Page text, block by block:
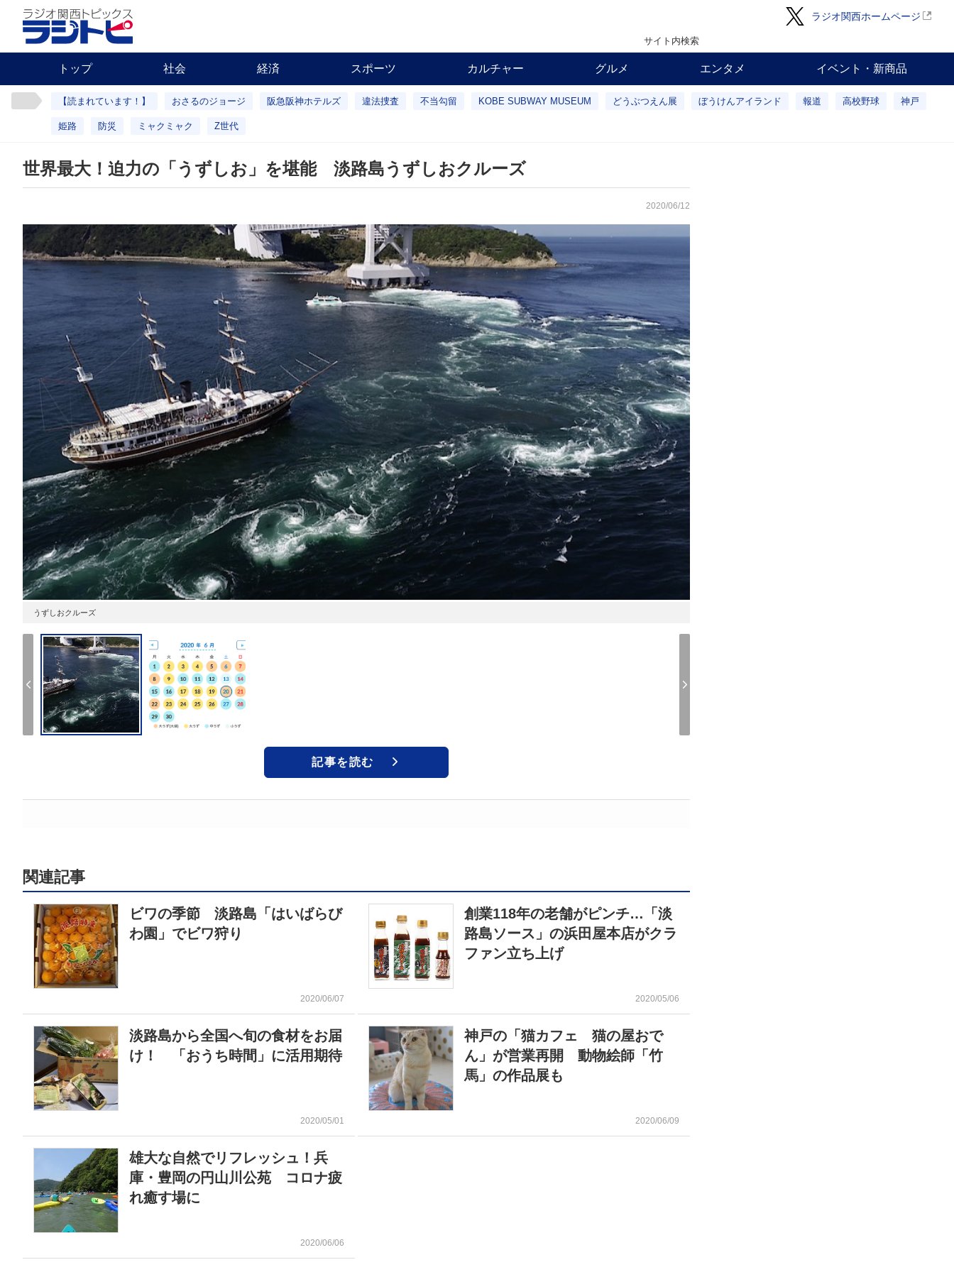
ラジオ関西ホームページ
サイト内検索
トップ 社会 経済 スポーツ カルチャー グルメ エンタメ イベント・新商品
【読まれています！】 おさるのジョージ 阪急阪神ホテルズ 違法捜査 不当勾留 KOBE SUBWAY MUSEUM どうぶつえん展 ぼうけんアイランド 報道 高校野球 神戸
姫路 防災 ミャクミャク Z世代
世界最大！迫力の「うずしお」を堪能 淡路島うずしおクルーズ
2020/06/12
うずしおクルーズ
記事を読む
関連記事
ビワの季節 淡路島「はいばらび
わ園」でビワ狩り
2020/06/07
創業118年の老舗がピンチ…「淡
路島ソース」の浜田屋本店がクラ
ファン立ち上げ
2020/05/06
淡路島から全国へ旬の食材をお届
け！ 「おうち時間」に活用期待
2020/05/01
神戸の「猫カフェ 猫の屋おで
ん」が営業再開 動物絵師「竹
馬」の作品展も
2020/06/09
雄大な自然でリフレッシュ！兵
庫・豊岡の円山川公苑 コロナ疲
れ癒す場に
2020/06/06